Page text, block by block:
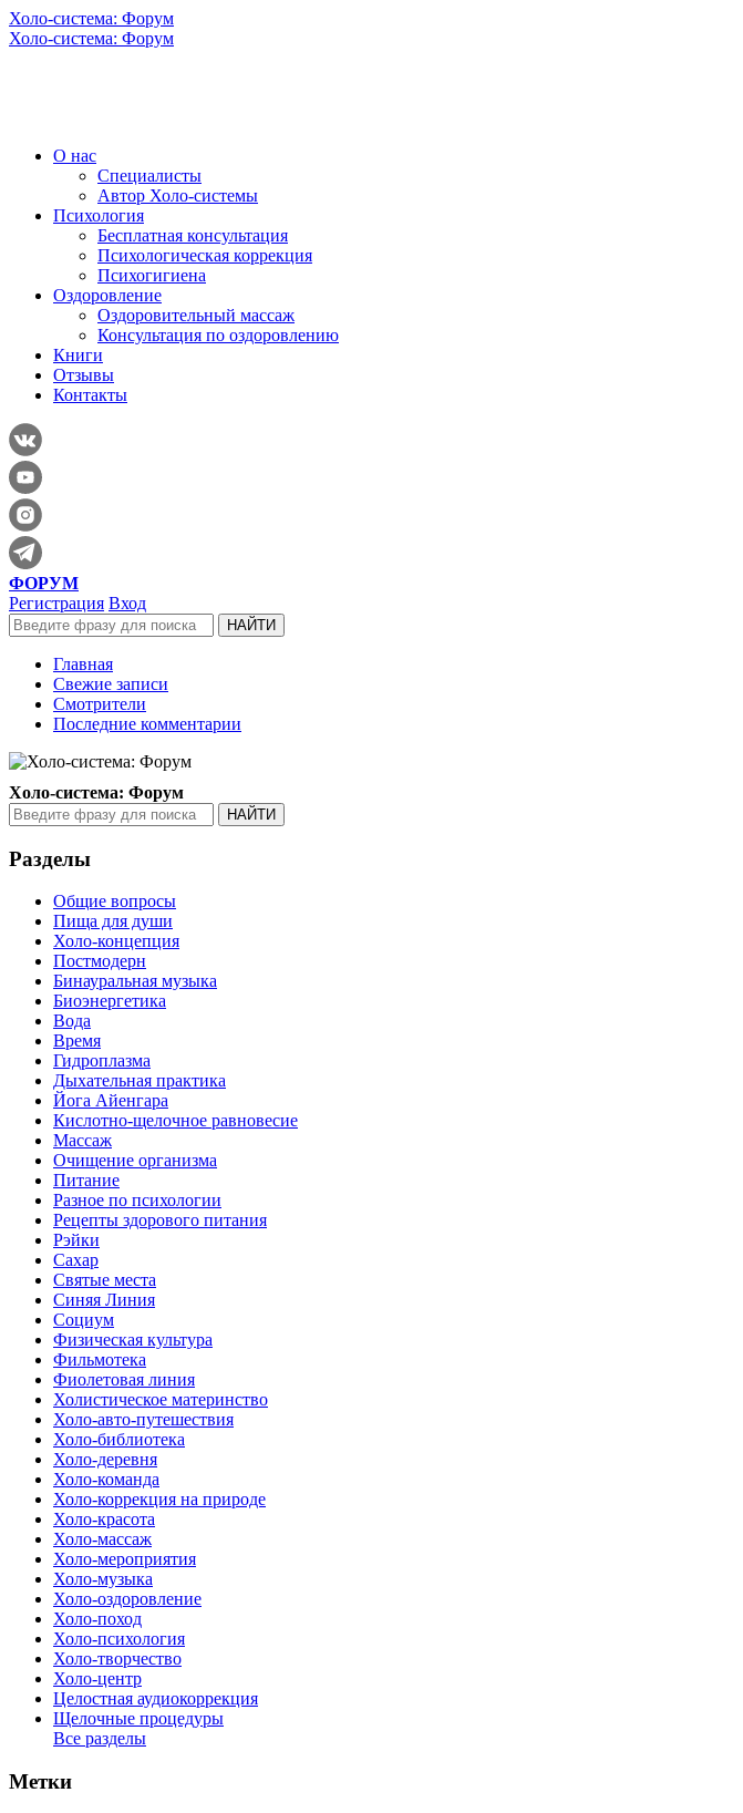
Холо-система: Форум
Холо-система: Форум
О нас
Специалисты
Автор Холо-системы
Психология
Бесплатная консультация
Психологическая коррекция
Психогигиена
Оздоровление
Оздоровительный массаж
Консультация по оздоровлению
Книги
Отзывы
Контакты
ФОРУМ
Регистрация Вход
Главная
Свежие записи
Смотрители
Последние комментарии
Холо-система: Форум
Разделы
Общие вопросы
Пища для души
Холо-концепция
Постмодерн
Бинауральная музыка
Биоэнергетика
Вода
Время
Гидроплазма
Дыхательная практика
Йога Айенгара
Кислотно-щелочное равновесие
Массаж
Очищение организма
Питание
Разное по психологии
Рецепты здорового питания
Рэйки
Сахар
Святые места
Синяя Линия
Социум
Физическая культура
Фильмотека
Фиолетовая линия
Холистическое материнство
Холо-авто-путешествия
Холо-библиотека
Холо-деревня
Холо-команда
Холо-коррекция на природе
Холо-красота
Холо-массаж
Холо-мероприятия
Холо-музыка
Холо-оздоровление
Холо-поход
Холо-психология
Холо-творчество
Холо-центр
Целостная аудиокоррекция
Щелочные процедуры
Все разделы
Метки